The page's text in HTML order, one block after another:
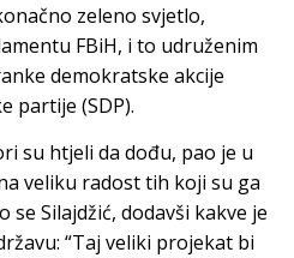
zeleno svjetlo,
FBiH, i to udruženim
demokratske akcije
partije (SDP).
su htjeli da dođu, pao je u
veliku radost tih koji su ga
Silajdžić, dodavši kakve je
“Taj veliki projekat bi